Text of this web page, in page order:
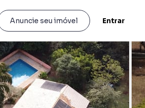
Anuncie seu imóvel Entrar